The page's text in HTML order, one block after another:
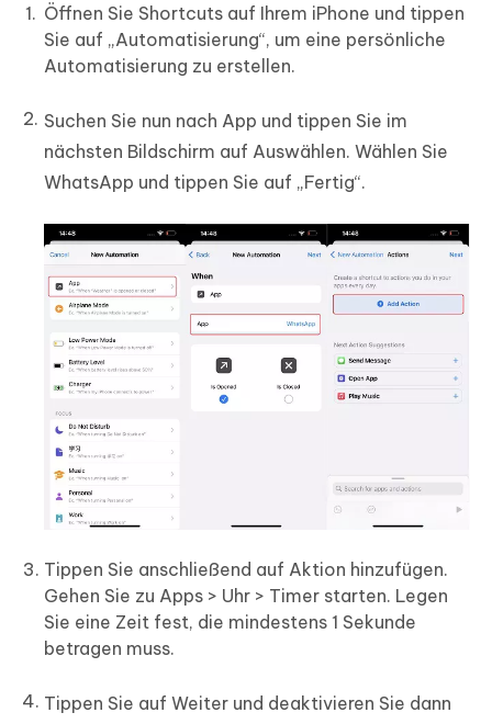
Öffnen Sie Shortcuts auf Ihrem iPhone und tippen
Sie auf „Automatisierung“, um eine persönliche
Automatisierung zu erstellen.
Suchen Sie nun nach App und tippen Sie im
nächsten Bildschirm auf Auswählen. Wählen Sie
WhatsApp und tippen Sie auf „Fertig“.
Tippen Sie anschließend auf Aktion hinzufügen.
Gehen Sie zu Apps > Uhr > Timer starten. Legen
Sie eine Zeit fest, die mindestens 1 Sekunde
betragen muss.
Tippen Sie auf Weiter und deaktivieren Sie dann